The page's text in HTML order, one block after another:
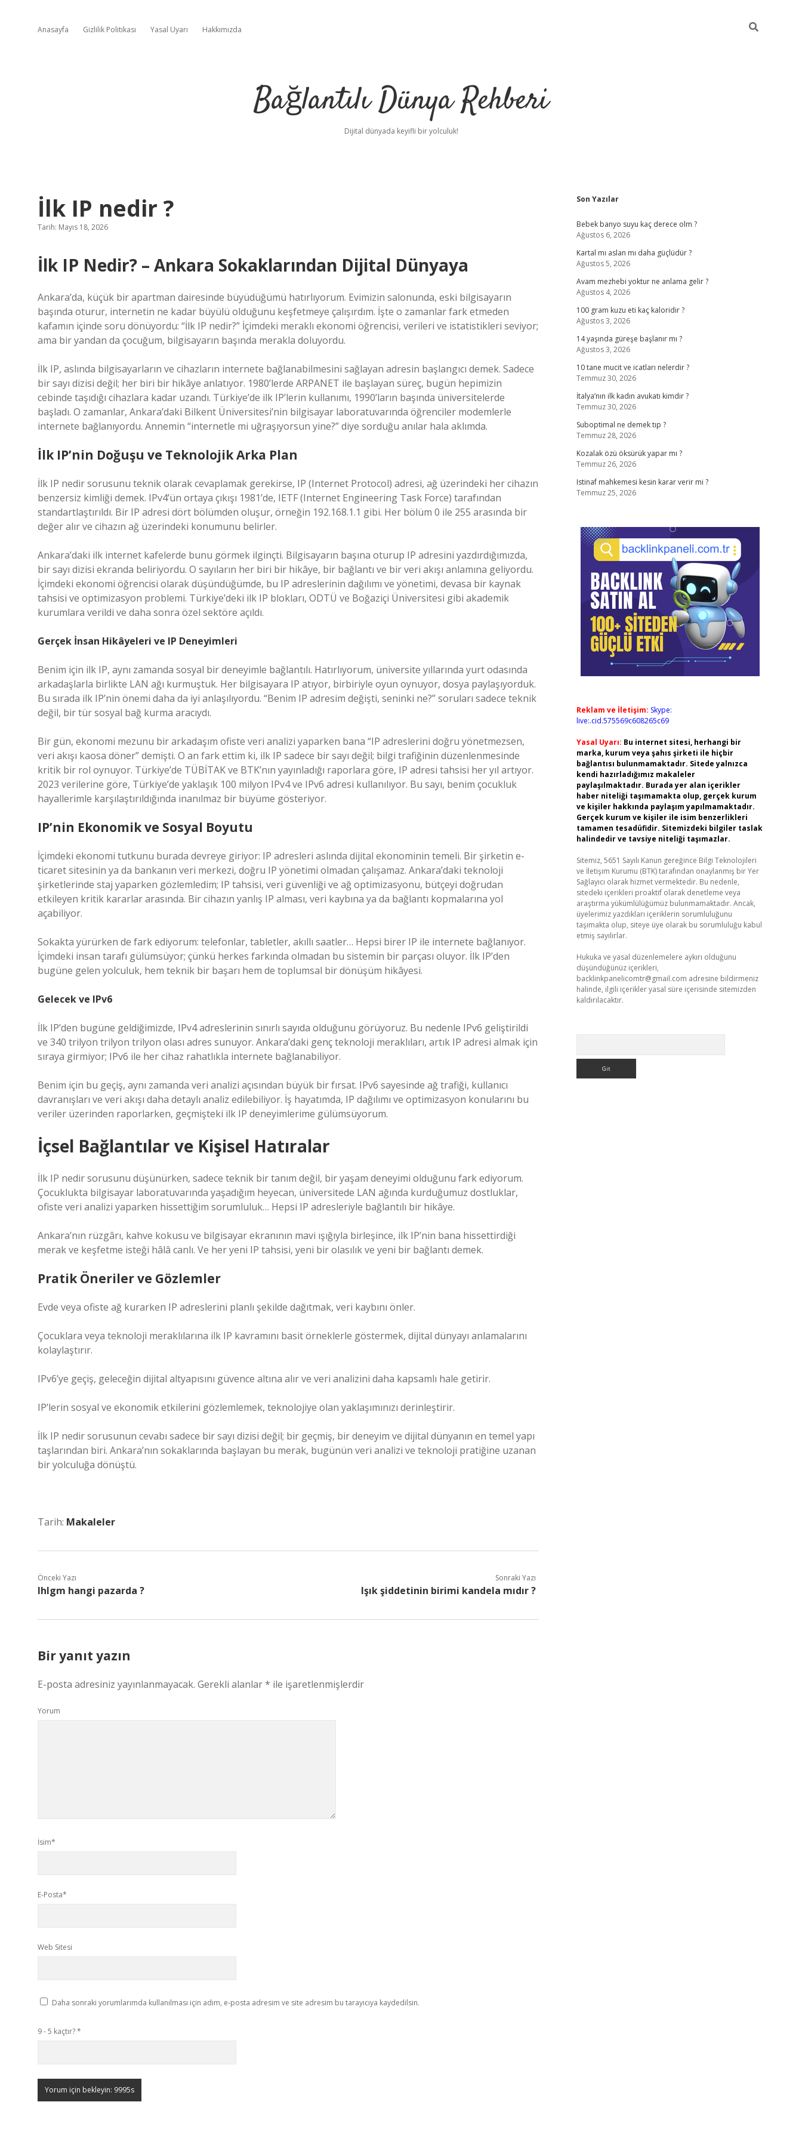
Anasayfa Gizlilik Politikası Yasal Uyarı Hakkımızda
Bağlantılı Dünya Rehberi
Dijital dünyada keyifli bir yolculuk!
İlk IP nedir ?
Tarih: Mayıs 18, 2026
İlk IP Nedir? – Ankara Sokaklarından Dijital Dünyaya
Ankara’da, küçük bir apartman dairesinde büyüdüğümü hatırlıyorum. Evimizin salonunda, eski bilgisayarın
başında oturur, internetin ne kadar büyülü olduğunu keşfetmeye çalışırdım. İşte o zamanlar fark etmeden
kafamın içinde soru dönüyordu: “İlk IP nedir?” İçimdeki meraklı ekonomi öğrencisi, verileri ve istatistikleri seviyor;
ama bir yandan da çocuğum, bilgisayarın başında merakla doluyordu.
İlk IP, aslında bilgisayarların ve cihazların internete bağlanabilmesini sağlayan adresin başlangıcı demek. Sadece
bir sayı dizisi değil; her biri bir hikâye anlatıyor. 1980’lerde ARPANET ile başlayan süreç, bugün hepimizin
cebinde taşıdığı cihazlara kadar uzandı. Türkiye’de ilk IP’lerin kullanımı, 1990’ların başında üniversitelerde
başladı. O zamanlar, Ankara’daki Bilkent Üniversitesi’nin bilgisayar laboratuvarında öğrenciler modemlerle
internete bağlanıyordu. Annemin “internetle mi uğraşıyorsun yine?” diye sorduğu anılar hala aklımda.
İlk IP’nin Doğuşu ve Teknolojik Arka Plan
İlk IP nedir sorusunu teknik olarak cevaplamak gerekirse, IP (Internet Protocol) adresi, ağ üzerindeki her cihazın
benzersiz kimliği demek. IPv4’ün ortaya çıkışı 1981’de, IETF (Internet Engineering Task Force) tarafından
standartlaştırıldı. Bir IP adresi dört bölümden oluşur, örneğin 192.168.1.1 gibi. Her bölüm 0 ile 255 arasında bir
değer alır ve cihazın ağ üzerindeki konumunu belirler.
Ankara’daki ilk internet kafelerde bunu görmek ilginçti. Bilgisayarın başına oturup IP adresini yazdırdığımızda,
bir sayı dizisi ekranda beliriyordu. O sayıların her biri bir hikâye, bir bağlantı ve bir veri akışı anlamına geliyordu.
İçimdeki ekonomi öğrencisi olarak düşündüğümde, bu IP adreslerinin dağılımı ve yönetimi, devasa bir kaynak
tahsisi ve optimizasyon problemi. Türkiye’deki ilk IP blokları, ODTÜ ve Boğaziçi Üniversitesi gibi akademik
kurumlara verildi ve daha sonra özel sektöre açıldı.
Gerçek İnsan Hikâyeleri ve IP Deneyimleri
Benim için ilk IP, aynı zamanda sosyal bir deneyimle bağlantılı. Hatırlıyorum, üniversite yıllarında yurt odasında
arkadaşlarla birlikte LAN ağı kurmuştuk. Her bilgisayara IP atıyor, birbiriyle oyun oynuyor, dosya paylaşıyorduk.
Bu sırada ilk IP’nin önemi daha da iyi anlaşılıyordu. “Benim IP adresim değişti, seninki ne?” soruları sadece teknik
değil, bir tür sosyal bağ kurma aracıydı.
Bir gün, ekonomi mezunu bir arkadaşım ofiste veri analizi yaparken bana “IP adreslerini doğru yönetmezsen,
veri akışı kaosa döner” demişti. O an fark ettim ki, ilk IP sadece bir sayı değil; bilgi trafiğinin düzenlenmesinde
kritik bir rol oynuyor. Türkiye’de TÜBİTAK ve BTK’nın yayınladığı raporlara göre, IP adresi tahsisi her yıl artıyor.
2023 verilerine göre, Türkiye’de yaklaşık 100 milyon IPv4 ve IPv6 adresi kullanılıyor. Bu sayı, benim çocukluk
hayallerimle karşılaştırıldığında inanılmaz bir büyüme gösteriyor.
IP’nin Ekonomik ve Sosyal Boyutu
İçimdeki ekonomi tutkunu burada devreye giriyor: IP adresleri aslında dijital ekonominin temeli. Bir şirketin e-
ticaret sitesinin ya da bankanın veri merkezi, doğru IP yönetimi olmadan çalışamaz. Ankara’daki teknoloji
şirketlerinde staj yaparken gözlemledim; IP tahsisi, veri güvenliği ve ağ optimizasyonu, bütçeyi doğrudan
etkileyen kritik kararlar arasında. Bir cihazın yanlış IP alması, veri kaybına ya da bağlantı kopmalarına yol
açabiliyor.
Sokakta yürürken de fark ediyorum: telefonlar, tabletler, akıllı saatler… Hepsi birer IP ile internete bağlanıyor.
İçimdeki insan tarafı gülümsüyor; çünkü herkes farkında olmadan bu sistemin bir parçası oluyor. İlk IP’den
bugüne gelen yolculuk, hem teknik bir başarı hem de toplumsal bir dönüşüm hikâyesi.
Gelecek ve IPv6
İlk IP’den bugüne geldiğimizde, IPv4 adreslerinin sınırlı sayıda olduğunu görüyoruz. Bu nedenle IPv6 geliştirildi
ve 340 trilyon trilyon trilyon olası adres sunuyor. Ankara’daki genç teknoloji meraklıları, artık IP adresi almak için
sıraya girmiyor; IPv6 ile her cihaz rahatlıkla internete bağlanabiliyor.
Benim için bu geçiş, aynı zamanda veri analizi açısından büyük bir fırsat. IPv6 sayesinde ağ trafiği, kullanıcı
davranışları ve veri akışı daha detaylı analiz edilebiliyor. İş hayatımda, IP dağılımı ve optimizasyon konularını bu
veriler üzerinden raporlarken, geçmişteki ilk IP deneyimlerime gülümsüyorum.
İçsel Bağlantılar ve Kişisel Hatıralar
İlk IP nedir sorusunu düşünürken, sadece teknik bir tanım değil, bir yaşam deneyimi olduğunu fark ediyorum.
Çocuklukta bilgisayar laboratuvarında yaşadığım heyecan, üniversitede LAN ağında kurduğumuz dostluklar,
ofiste veri analizi yaparken hissettiğim sorumluluk… Hepsi IP adresleriyle bağlantılı bir hikâye.
Ankara’nın rüzgârı, kahve kokusu ve bilgisayar ekranının mavi ışığıyla birleşince, ilk IP’nin bana hissettirdiği
merak ve keşfetme isteği hâlâ canlı. Ve her yeni IP tahsisi, yeni bir olasılık ve yeni bir bağlantı demek.
Pratik Öneriler ve Gözlemler
Evde veya ofiste ağ kurarken IP adreslerini planlı şekilde dağıtmak, veri kaybını önler.
Çocuklara veya teknoloji meraklılarına ilk IP kavramını basit örneklerle göstermek, dijital dünyayı anlamalarını
kolaylaştırır.
IPv6’ye geçiş, geleceğin dijital altyapısını güvence altına alır ve veri analizini daha kapsamlı hale getirir.
IP’lerin sosyal ve ekonomik etkilerini gözlemlemek, teknolojiye olan yaklaşımınızı derinleştirir.
İlk IP nedir sorusunun cevabı sadece bir sayı dizisi değil; bir geçmiş, bir deneyim ve dijital dünyanın en temel yapı
taşlarından biri. Ankara’nın sokaklarında başlayan bu merak, bugünün veri analizi ve teknoloji pratiğine uzanan
bir yolculuğa dönüştü.
Tarih: Makaleler
Önceki Yazı
Ihlgm hangi pazarda ?
Sonraki Yazı
Işık şiddetinin birimi kandela mıdır ?
Bir yanıt yazın
E-posta adresiniz yayınlanmayacak. Gerekli alanlar* ile işaretlenmişlerdir
Yorum
İsim*
E-Posta*
Web Sitesi
Daha sonraki yorumlarımda kullanılması için adım, e-posta adresim ve site adresim bu tarayıcıya kaydedilsin.
9 - 5 kaçtır?*
Sidebar
Son Yazılar
Bebek banyo suyu kaç derece olm ?
Ağustos 6, 2026
Kartal mı aslan mı daha güçlüdür ?
Ağustos 5, 2026
Avam mezhebi yoktur ne anlama gelir ?
Ağustos 4, 2026
100 gram kuzu eti kaç kaloridir ?
Ağustos 3, 2026
14 yaşında güreşe başlanır mı ?
Ağustos 3, 2026
10 tane mucit ve icatları nelerdir ?
Temmuz 30, 2026
İtalya’nın ilk kadın avukatı kimdir ?
Temmuz 30, 2026
Suboptimal ne demek tıp ?
Temmuz 28, 2026
Kozalak özü öksürük yapar mı ?
Temmuz 26, 2026
Istinaf mahkemesi kesin karar verir mi ?
Temmuz 25, 2026
Reklam ve İletişim: Skype:
live:.cid.575569c608265c69
Yasal Uyarı: Bu internet sitesi, herhangi bir
marka, kurum veya şahıs şirketi ile hiçbir
bağlantısı bulunmamaktadır. Sitede yalnızca
kendi hazırladığımız makaleler
paylaşılmaktadır. Burada yer alan içerikler
haber niteliği taşımamakta olup, gerçek kurum
ve kişiler hakkında paylaşım yapılmamaktadır.
Gerçek kurum ve kişiler ile isim benzerlikleri
tamamen tesadüfidir. Sitemizdeki bilgiler taslak
halindedir ve tavsiye niteliği taşımazlar.
Sitemiz, 5651 Sayılı Kanun gereğince Bilgi Teknolojileri
ve İletişim Kurumu (BTK) tarafından onaylanmış bir Yer
Sağlayıcı olarak hizmet vermektedir. Bu nedenle,
sitedeki içerikleri proaktif olarak denetleme veya
araştırma yükümlülüğümüz bulunmamaktadır. Ancak,
üyelerimiz yazdıkları içeriklerin sorumluluğunu
taşımakta olup, siteye üye olarak bu sorumluluğu kabul
etmiş sayılırlar.
Hukuka ve yasal düzenlemelere aykırı olduğunu
düşündüğünüz içerikleri,
backlinkpanelicomtr@gmail.com adresine bildirmeniz
halinde, ilgili içerikler yasal süre içerisinde sitemizden
kaldırılacaktır.
deneme bonusu veren bahis siteleri